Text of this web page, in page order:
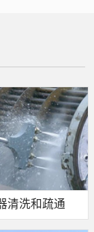
清洗和疏通